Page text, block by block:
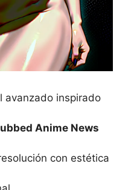
avanzado inspirado
Anime News
con estética